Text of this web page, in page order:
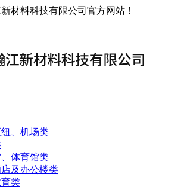
材料科技有限公司官方网站！
、机场类
体育馆类
及办公楼类
类